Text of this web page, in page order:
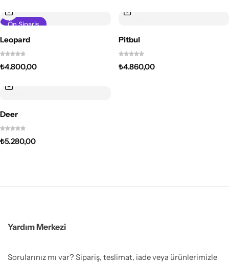
Ön Sipariş
Leopard
₺4.800,00
Pitbul
₺4.860,00
Deer
₺5.280,00
Yardım Merkezi
Sorularınız mı var? Sipariş, teslimat, iade veya ürünlerimizle